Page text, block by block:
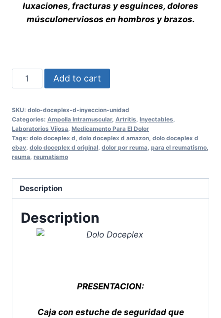
luxaciones, fracturas y esguinces, dolores
músculonerviosos en hombros y brazos.
DOLO
DOCEPLEX
D
INYECCION
UNIDAD
quantity
Add to cart
SKU: dolo-doceplex-d-inyeccion-unidad
Categories: Ampolla Intramuscular, Artritis, Inyectables,
Laboratorios Vijosa, Medicamento Para El Dolor
Tags: dolo doceplex d, dolo doceplex d amazon, dolo doceplex d
ebay, dolo doceplex d original, dolor por reuma, para el reumatismo,
reuma, reumatismo
Description
Description
PRESENTACION:
Caja con estuche de seguridad que